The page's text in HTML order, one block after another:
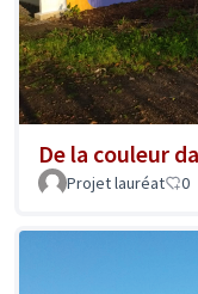
De la couleur
Projet lauréat 0